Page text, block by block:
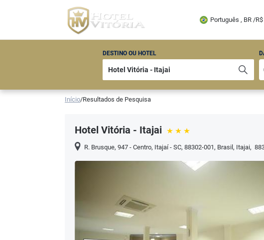
Português , BR /R$
DESTINO OU HOTEL
Início/Resultados de Pesquisa
Hotel Vitória - Itajai
R. Brusque, 947 - Centro, Itajaí - SC, 88302-001, Brasil, Itajai,